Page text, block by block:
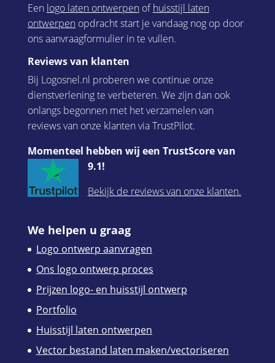
Een logo laten ontwerpenofhuisstijl laten
ontwerpenopdracht start je vandaag nog op door
ons aanvraagformulier in te vullen.
Reviews van klanten
Bij Logosnel.nl proberen we continue onze
dienstverlening te verbeteren. We zijn dan ook
onlangs begonnen met het verzamelen van
reviews van onze klanten via TrustPilot.
Momenteel hebben wij een TrustScore van
9.1!
Bekijk de reviews van onze klanten.
We helpen u graag
Logo ontwerp aanvragen
Ons logo ontwerp proces
Prijzen logo- en huisstijl ontwerp
Portfolio
Huisstijl laten ontwerpen
Vector bestand laten maken/vectoriseren